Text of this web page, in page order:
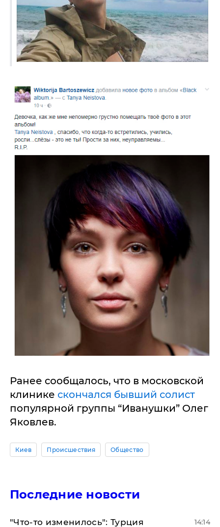
Ранее сообщалось, что в московской
клинике скончался бывший солист
популярной группы “Иванушки” Олег
Яковлев.
Киев Происшествия Общество
Последние новости
​"Что-то изменилось": Турция 14:14